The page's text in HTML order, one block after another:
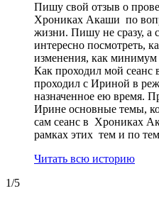
Пишу свой отзыв о
Хрониках Акаши по
жизни. Пишу не сразу, а
интересно посмотреть,
изменения, как минимум
Как проходил мой
проходил с Ириной в
назначенное ею время.
Ирине основные темы,
сам сеанс в Хрониках
рамках этих тем и по
Читать всю историю
1/5